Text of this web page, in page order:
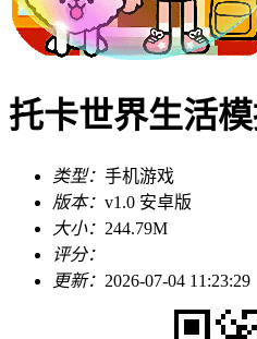
托卡世界生活
类型： 手机游戏
版本： v1.0 安卓版
大小： 244.79M
评分：
更新： 2026-07-04 11:23:29